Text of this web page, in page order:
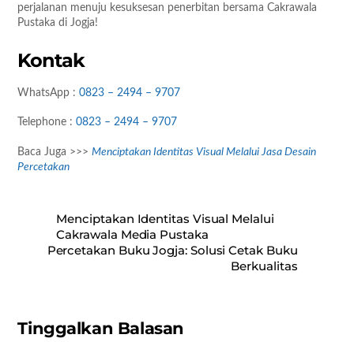
perjalanan menuju kesuksesan penerbitan bersama Cakrawala
Pustaka di Jogja!
Kontak
WhatsApp :0823 – 2494 – 9707
Telephone :0823 – 2494 – 9707
Baca Juga >>>Menciptakan Identitas Visual Melalui Jasa Desain
Percetakan
Menciptakan Identitas Visual Melalui
Cakrawala Media Pustaka
Percetakan Buku Jogja: Solusi Cetak Buku
Berkualitas
Tinggalkan Balasan